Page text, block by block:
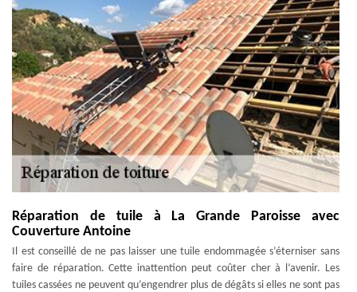
Réparation de tuile à La Grande Paroisse avec
Couverture Antoine
Il est conseillé de ne pas laisser une tuile endommagée s’éterniser sans
faire de réparation. Cette inattention peut coûter cher à l’avenir. Les
tuiles cassées ne peuvent qu’engendrer plus de dégâts si elles ne sont pas